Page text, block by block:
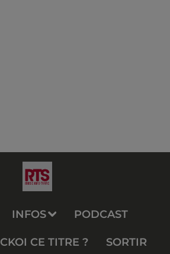
INFOS PODCAST
CKOI CE TITRE ? SORTIR